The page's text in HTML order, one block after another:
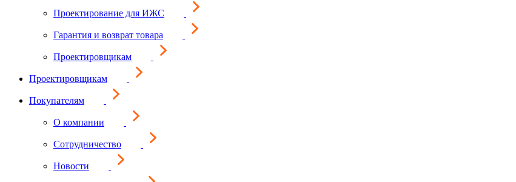
Проектирование для ИЖС
Гарантия и возврат товара
Проектировщикам
Проектировщикам
Покупателям
О компании
Сотрудничество
Новости